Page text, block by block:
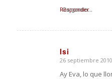
Cargando...
Responder
Isi
Dice:
26 septiembre
Ay Eva, lo que